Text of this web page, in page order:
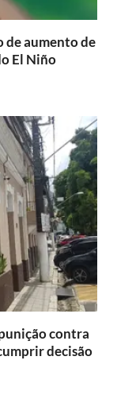
de aumento de
El Niño
contra
decisão